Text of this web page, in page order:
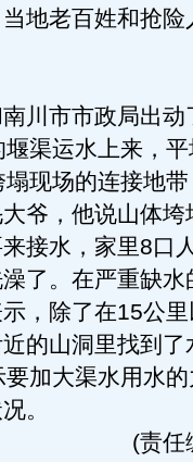
地老百姓和抢险
市市政局出动
渠运水上来，
现场的连接地
爷，他说山体垮
接水，家里8口
了。在严重缺水
，除了在15公
的山洞里找到了
加大渠水用水
。
(责任